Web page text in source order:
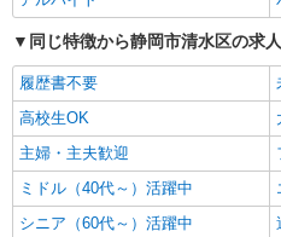
時給1400円
む)/日払い有/経
静岡市清水
パート
サンワフーズ株式会社
調理師
同じ特徴から静岡市清水区の求
履歴書不要
高校生OK
主婦・主夫歓迎
ミドル（40代～）活躍中
シニア（60代～）活躍中